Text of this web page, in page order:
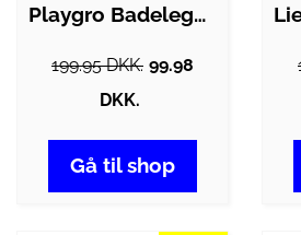
Playgro Badelegetøj - Flydende Flodhest…
199.95 DKK. 99.98
DKK.
Gå til shop